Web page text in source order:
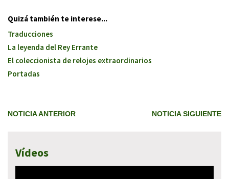
Quizá también te interese...
Traducciones
La leyenda del Rey Errante
El coleccionista de relojes extraordinarios
Portadas
NOTICIA ANTERIOR NOTICIA SIGUIENTE
Vídeos